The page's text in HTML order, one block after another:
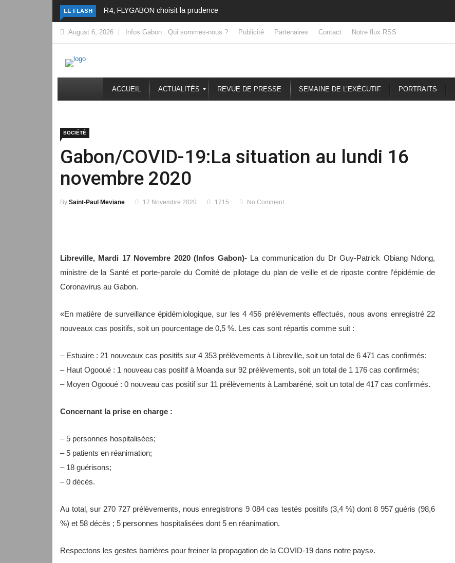
LE FLASH R4, FLYGABON choisit la prudence
August 6, 2026 Infos Gabon : Qui sommes-nous ? Publicité Partenaires Contact Notre flux RSS
ACCUEIL ACTUALITÉS REVUE DE PRESSE SEMAINE DE L’EXÉCUTIF PORTRAITS
SOCIÉTÉ
Gabon/COVID-19:La situation au lundi 16
novembre 2020
By Saint-Paul Meviane 17 Novembre 2020 1715 No Comment
Libreville, Mardi 17 Novembre 2020 (Infos Gabon)- La communication du Dr Guy-Patrick Obiang Ndong,
ministre de la Santé et porte-parole du Comité de pilotage du plan de veille et de riposte contre l’épidémie de
Coronavirus au Gabon.
«En matière de surveillance épidémiologique, sur les 4 456 prélèvements effectués, nous avons enregistré 22
nouveaux cas positifs, soit un pourcentage de 0,5 %. Les cas sont répartis comme suit :
– Estuaire : 21 nouveaux cas positifs sur 4 353 prélèvements à Libreville, soit un total de 6 471 cas confirmés;
– Haut Ogooué : 1 nouveau cas positif à Moanda sur 92 prélèvements, soit un total de 1 176 cas confirmés;
– Moyen Ogooué : 0 nouveau cas positif sur 11 prélèvements à Lambaréné, soit un total de 417 cas confirmés.
Concernant la prise en charge :
– 5 personnes hospitalisées;
– 5 patients en réanimation;
– 18 guérisons;
– 0 décès.
Au total, sur 270 727 prélèvements, nous enregistrons 9 084 cas testés positifs (3,4 %) dont 8 957 guéris (98,6
%) et 58 décès ; 5 personnes hospitalisées dont 5 en réanimation.
Respectons les gestes barrières pour freiner la propagation de la COVID-19 dans notre pays».